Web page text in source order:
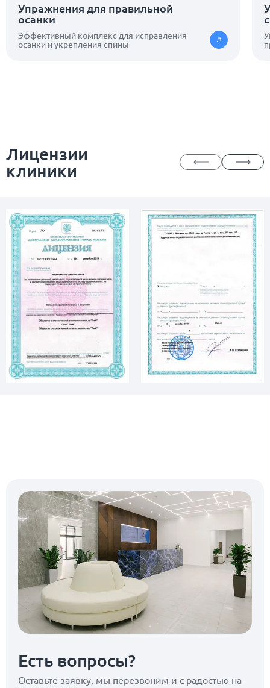
Упражнения для правильной
осанки
Эффективный комплекс для исправления
осанки и укрепления спины
Лицензии
клиники
Есть вопросы?
Оставьте заявку, мы перезвоним и с радостью на